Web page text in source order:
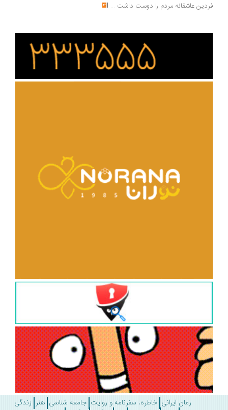
فردین عاشقانه مردم را دوست داشت ...
رمان ایرانی خاطره، سفرنامه و روایت جامعه شناسی هنر زندگی